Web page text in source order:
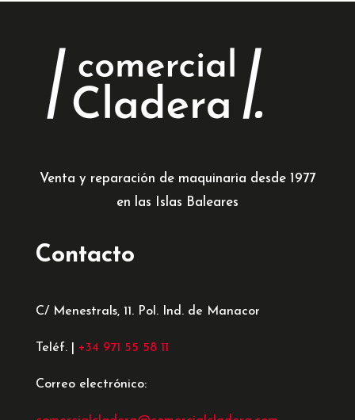
Venta y reparación de maquinaria desde 1977
en las Islas Baleares
Contacto
C/ Menestrals, 11. Pol. Ind. de Manacor
Teléf. | +34 971 55 58 11
Correo electrónico: